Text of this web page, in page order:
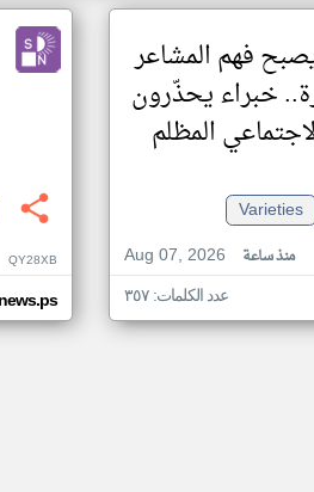
فهم المشاعر
خبراء يحذّرون
المظلم
Varieties
Aug 07, 2026
منذ ساعة
عدد الكلمات: ٣٥٧
QY28XB